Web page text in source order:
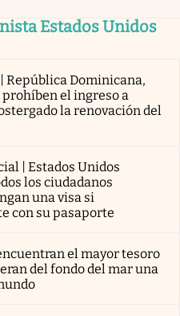
Estados Unidos
República Dominicana,
prohíben el ingreso a
la renovación del
| Estados Unidos
los ciudadanos
una visa si
con su pasaporte
el mayor tesoro
del fondo del mar una